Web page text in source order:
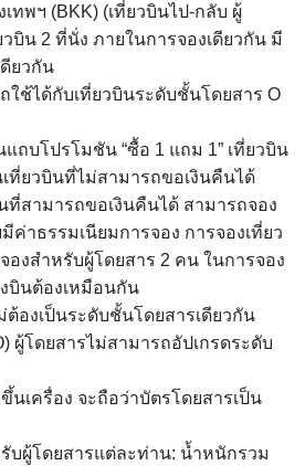
เทพฯ (BKK) (เที่ยวบินไป-กลับ ผู้
บิน 2 ที่นั่ง ภายในการจองเดียวกัน มี
ยวกัน
ช้ได้กับเที่ยวบินระดับชั้นโดยสาร O
แถบโปรโมชัน “ซื้อ 1 แถม 1” เที่ยวบิน
ที่ยวบินที่ไม่สามารถขอเงินคืนได้
ที่สามารถขอเงินคืนได้ สามารถจอง
ค่าธรรมเนียมการจอง การจองเที่ยว
องสำหรับผู้โดยสาร 2 คน ในการจอง
บินต้องเหมือนกัน
ต้องเป็นระดับชั้นโดยสารเดียวกัน
ผู้โดยสารไม่สามารถอัปเกรดระดับ
นเครื่อง จะถือว่าบัตรโดยสารเป็น
บผู้โดยสารแต่ละท่าน: น้ำหนักรวม